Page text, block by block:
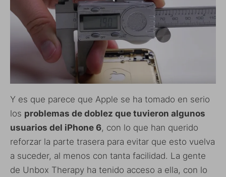
Y es que parece que Apple se ha tomado en serio
los problemas de doblez que tuvieron algunos
usuarios del iPhone 6, con lo que han querido
reforzar la parte trasera para evitar que esto vuelva
a suceder, al menos con tanta facilidad. La gente
de Unbox Therapy ha tenido acceso a ella, con lo